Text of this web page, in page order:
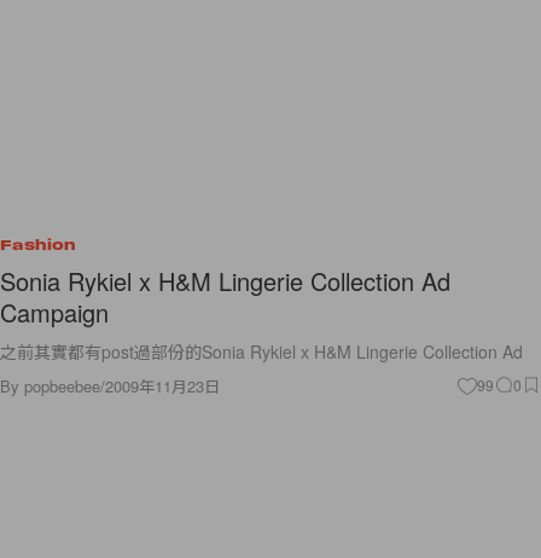
Fashion
Sonia Rykiel x H&M Lingerie Collection Ad
Campaign
之前其實都有post過部份的Sonia Rykiel x H&M Lingerie Collection Ad
By popbeebee/2009年11月23日 99 0